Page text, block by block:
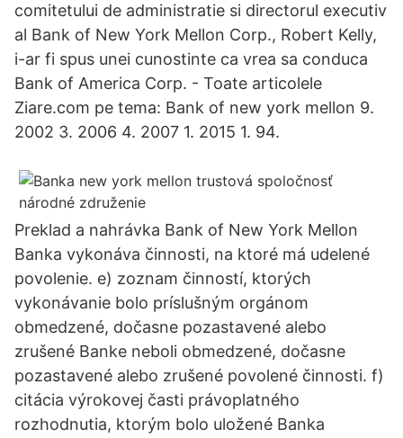
comitetului de administratie si directorul executiv
al Bank of New York Mellon Corp., Robert Kelly,
i-ar fi spus unei cunostinte ca vrea sa conduca
Bank of America Corp. - Toate articolele
Ziare.com pe tema: Bank of new york mellon 9.
2002 3. 2006 4. 2007 1. 2015 1. 94.
Preklad a nahrávka Bank of New York Mellon
Banka vykonáva činnosti, na ktoré má udelené
povolenie. e) zoznam činností, ktorých
vykonávanie bolo príslušným orgánom
obmedzené, dočasne pozastavené alebo
zrušené Banke neboli obmedzené, dočasne
pozastavené alebo zrušené povolené činnosti. f)
citácia výrokovej časti právoplatného
rozhodnutia, ktorým bolo uložené Banka